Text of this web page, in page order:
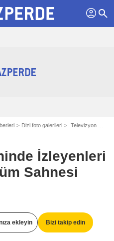
profil search
Dizi foto galerileri Televizyon Tarihinde İzleyenleri Şok Eden 10 Ölüm Sahnesi
İzleyenleri
Sahnesi
ekleyin Bizi takip edin